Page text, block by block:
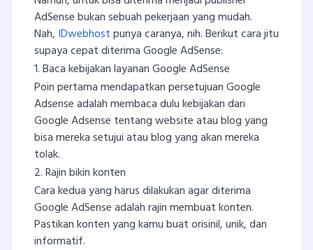
AdSense bukan sebuah pekerjaan yang mudah.
Nah, IDwebhostpunya caranya, nih. Berikut cara jitu
supaya cepat diterima Google AdSense:
1. Baca kebijakan layanan Google AdSense
Poin pertama mendapatkan persetujuan Google
Adsense adalah membaca dulu kebijakan dari
Google Adsense tentang website atau blog yang
bisa mereka setujui atau blog yang akan mereka
tolak.
2. Rajin bikin konten
Cara kedua yang harus dilakukan agar diterima
Google AdSense adalah rajin membuat konten.
Pastikan konten yang kamu buat orisinil, unik, dan
informatif.